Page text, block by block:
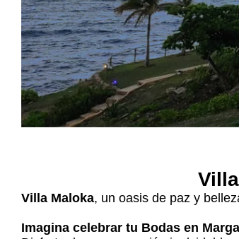
Villa Maloka, un oasis de paz y
Imagina celebrar tu Bodas en